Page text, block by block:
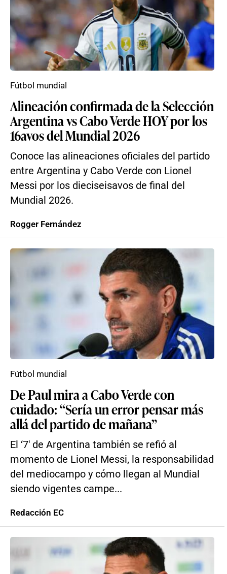
Alineación confirmada de la Selección
Argentina vs Cabo Verde HOY por los
16avos del Mundial 2026
Conoce las alineaciones oficiales del partido
entre Argentina y Cabo Verde con Lionel
Messi por los dieciseisavos de final del
Mundial 2026.
Fútbol mundial
Rogger Fernández
De Paul mira a Cabo Verde con
cuidado: “Sería un error pensar más
allá del partido de mañana”
El ‘7′ de Argentina también se refió al
momento de Lionel Messi, la responsabilidad
del mediocampo y cómo llegan al Mundial
siendo vigentes campe...
Fútbol mundial
Redacción EC